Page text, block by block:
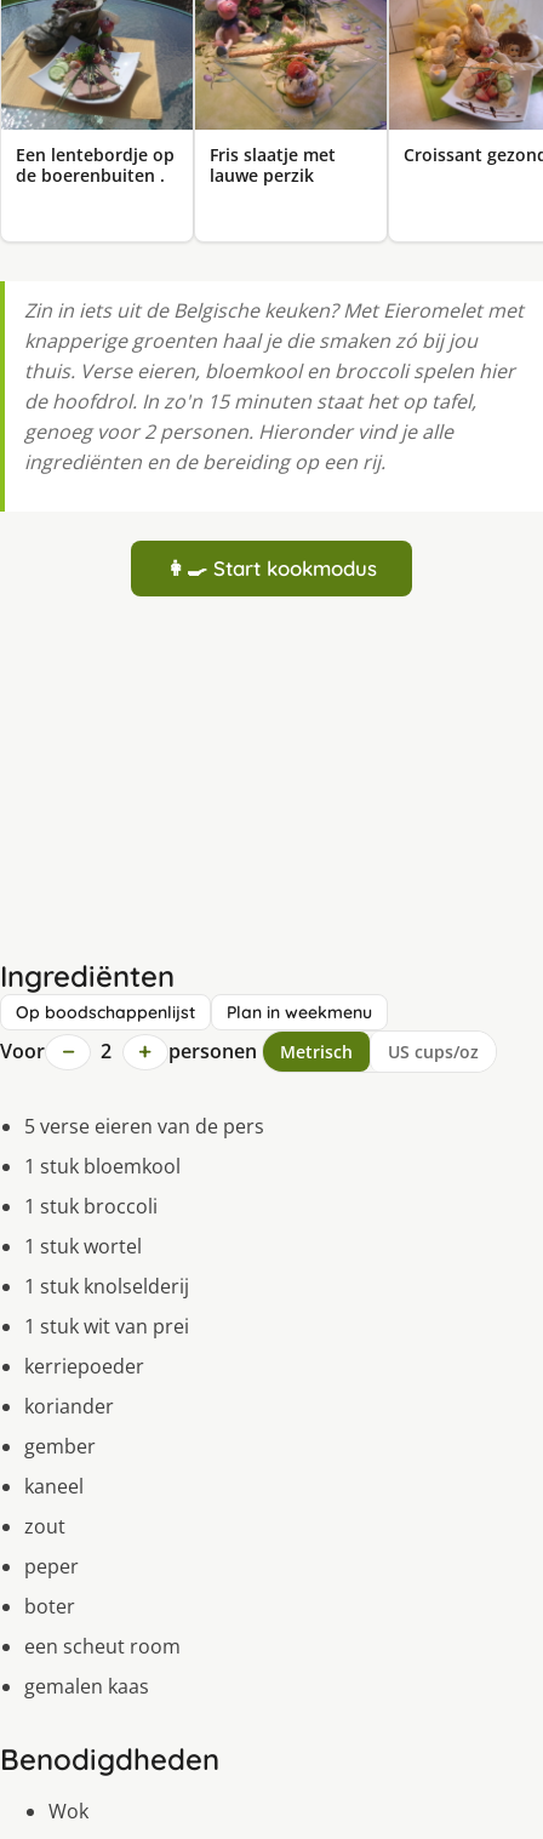
Een lentebordje op
de boerenbuiten .
Fris slaatje met
lauwe perzik
Croissant
Zin in iets uit de Belgische keuken? Met Eieromelet met
knapperige groenten haal je die smaken zó bij jou
thuis. Verse eieren, bloemkool en broccoli spelen hier
de hoofdrol. In zo'n 15 minuten staat het op tafel,
genoeg voor 2 personen. Hieronder vind je alle
ingrediënten en de bereiding op een rij.
👩‍🍳 Start kookmodus
Ingrediënten
Op boodschappenlijst Plan in weekmenu
Voor − 2 + personen Metrisch US cups/oz
5 verse eieren van de pers
1 stuk bloemkool
1 stuk broccoli
1 stuk wortel
1 stuk knolselderij
1 stuk wit van prei
kerriepoeder
koriander
gember
kaneel
zout
peper
boter
een scheut room
gemalen kaas
Benodigdheden
Wok